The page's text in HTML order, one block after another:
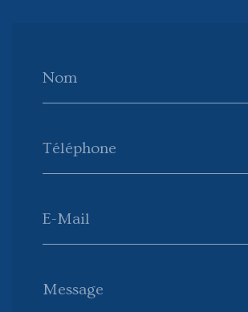
Nom
Téléphone
E-Mail
Message